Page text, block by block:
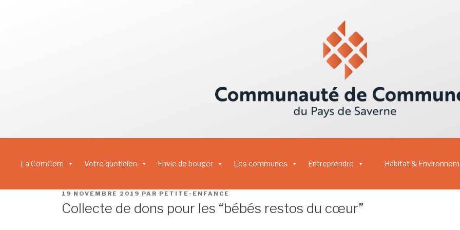
La ComCom Votre quotidien Envie de bouger Les communes Entreprendre Habitat &
19 NOVEMBRE 2019 PAR PETITE-ENFANCE
Collecte de dons pour les “bébés restos du cœur”